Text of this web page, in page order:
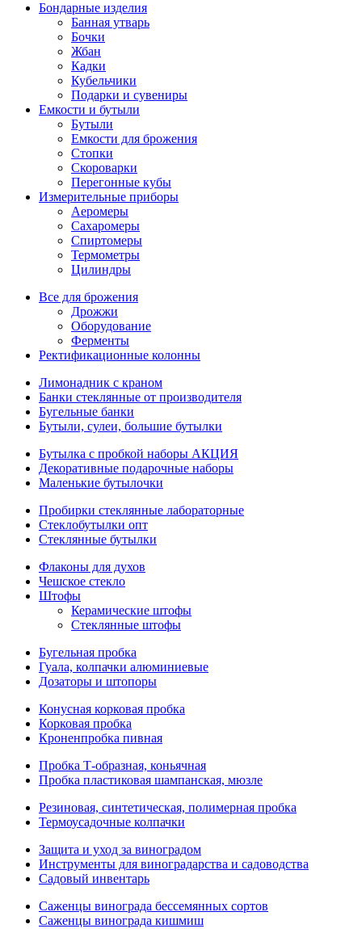
Бондарные изделия
Банная утварь
Бочки
Жбан
Кадки
Кубельчики
Подарки и сувениры
Емкости и бутыли
Бутыли
Емкости для брожения
Стопки
Скороварки
Перегонные кубы
Измерительные приборы
Аеромеры
Сахаромеры
Спиртомеры
Термометры
Цилиндры
Все для брожения
Дрожжи
Оборудование
Ферменты
Ректификационные колонны
Лимонадник с краном
Банки стеклянные от производителя
Бугельные банки
Бутыли, сулеи, большие бутылки
Бутылка с пробкой наборы АКЦИЯ
Декоративные подарочные наборы
Маленькие бутылочки
Пробирки стеклянные лабораторные
Стеклобутылки опт
Стеклянные бутылки
Флаконы для духов
Чешское стекло
Штофы
Керамические штофы
Стеклянные штофы
Бугельная пробка
Гуала, колпачки алюминиевые
Дозаторы и штопоры
Конусная корковая пробка
Корковая пробка
Кроненпробка пивная
Пробка Т-образная, коньячная
Пробка пластиковая шампанская, мюзле
Резиновая, синтетическая, полимерная пробка
Термоусадочные колпачки
Защита и уход за виноградом
Инструменты для виноградарства и садоводства
Садовый инвентарь
Саженцы винограда бессемянных сортов
Саженцы винограда кишмиш